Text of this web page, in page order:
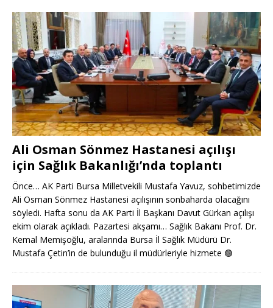
Ali Osman Sönmez Hastanesi açılışı
için Sağlık Bakanlığı’nda toplantı
Önce… AK Parti Bursa Milletvekili Mustafa Yavuz, sohbetimizde
Ali Osman Sönmez Hastanesi açılışının sonbaharda olacağını
söyledi. Hafta sonu da AK Parti İl Başkanı Davut Gürkan açılışı
ekim olarak açıkladı. Pazartesi akşamı… Sağlık Bakanı Prof. Dr.
Kemal Memişoğlu, aralarında Bursa İl Sağlık Müdürü Dr.
Mustafa Çetin’in de bulunduğu il müdürleriyle hizmete 🟢